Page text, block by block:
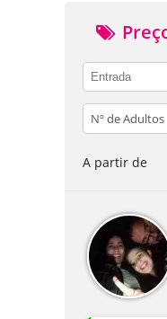
adults
A partir de